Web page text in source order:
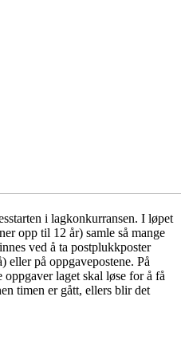
i lagkonkurransen. I løpet
opp til 12 år) samle så mange
ved å ta postplukkposter
eller på oppgavepostene. På
laget skal løse for å få
timen er gått, ellers blir det